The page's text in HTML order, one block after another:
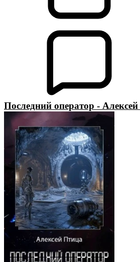
Последний оператор -